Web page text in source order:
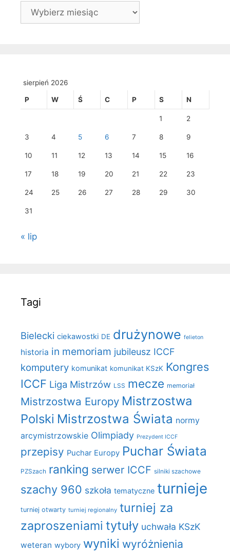
Archiwa
sierpień 2026
P W Ś C P S N
1 2
3 4 5 6 7 8 9
10 11 12 13 14 15 16
17 18 19 20 21 22 23
24 25 26 27 28 29 30
31
« lip
Tagi
Bielecki ciekawostki DE drużynowe felieton
historia in memoriam jubileusz ICCF
komputery komunikat komunikat KSzK Kongres
ICCF Liga Mistrzów LSS mecze memoriał
Mistrzostwa Europy Mistrzostwa
Polski Mistrzostwa Świata normy
arcymistrzowskie Olimpiady Prezydent ICCF
przepisy Puchar Europy Puchar Świata
PZSzach ranking serwer ICCF silniki szachowe
szachy 960 szkoła tematyczne turnieje
turniej otwarty turniej regionalny turniej za
zaproszeniami tytuły uchwała KSzK
weteran wybory wyniki wyróżnienia